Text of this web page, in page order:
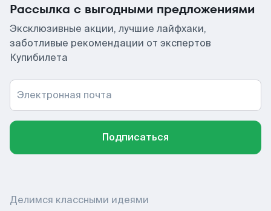
Рассылка с выгодными предложениями
Эксклюзивные акции, лучшие лайфхаки,
заботливые рекомендации от экспертов
Купибилета
Электронная почта
Подписаться
Делимся классными идеями